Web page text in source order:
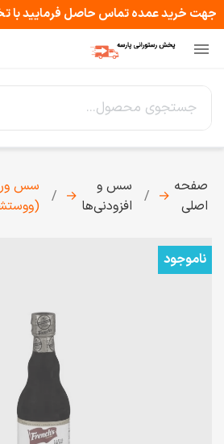
جهت خرید عمده تماس حاصل فرمایید با

صفحه
اصلی
→
سس و
افزودنی‌ها
→
سس
(ووستشیر)
ناموجود